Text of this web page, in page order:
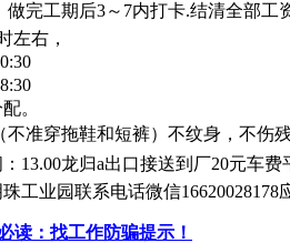
完工期后3～7内打卡.结清全部工
左右，
。
准穿拖鞋和短裤）不纹身，不伤
13.00龙归a出口接送到厂20元车费
工业园联系电话微信16620028178
读：找工作防骗提示！